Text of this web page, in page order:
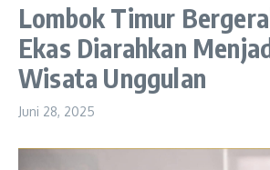
Lombok Timur
Ekas Diarahkan
Wisata Unggulan
Juni 28, 2025